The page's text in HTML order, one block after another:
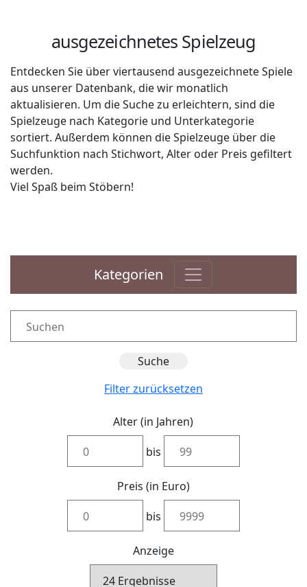
ausgezeichnetes Spielzeug
Entdecken Sie über viertausend ausgezeichnete Spiele
aus unserer Datenbank, die wir monatlich
aktualisieren. Um die Suche zu erleichtern, sind die
Spielzeuge nach Kategorie und Unterkategorie
sortiert. Außerdem können die Spielzeuge über die
Suchfunktion nach Stichwort, Alter oder Preis gefiltert
werden.
Viel Spaß beim Stöbern!
Kategorien
Filter zurücksetzen
Alter (in Jahren)
bis
Preis (in Euro)
bis
Anzeige